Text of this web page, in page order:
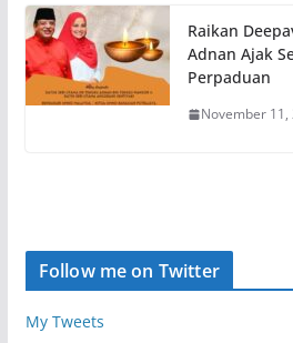
Raikan
Adnan Ajak
Perpaduan
November 11,
Follow me on Twitter
My Tweets